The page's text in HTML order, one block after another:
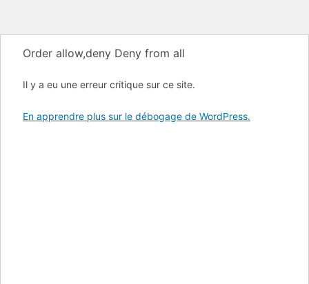
Order allow,deny Deny from all
Il y a eu une erreur critique sur ce site.
En apprendre plus sur le débogage de WordPress.